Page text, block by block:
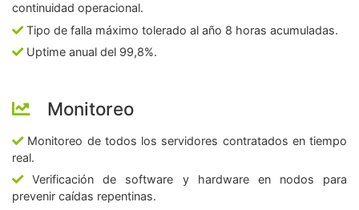
continuidad operacional.
Tipo de falla máximo tolerado al año 8 horas acumuladas.
Uptime anual del 99,8%.
Monitoreo
Monitoreo de todos los servidores contratados en tiempo
real.
Verificación de software y hardware en nodos para
prevenir caídas repentinas.